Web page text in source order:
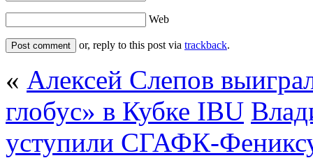
Web
or, reply to this post via trackback.
« Алексей Слепов
глобус» в Кубке IBU
уступили СГАФК-